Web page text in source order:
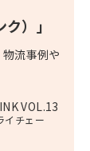
）」
流事例や
VOL.13
イチェー